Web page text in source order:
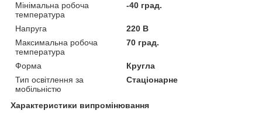
Мінімальна робоча
температура
-40 град.
Напруга
220 В
Максимальна робоча
температура
70 град.
Форма
Кругла
Тип освітлення за
мобільністю
Стаціонарне
Характеристики випромінювання